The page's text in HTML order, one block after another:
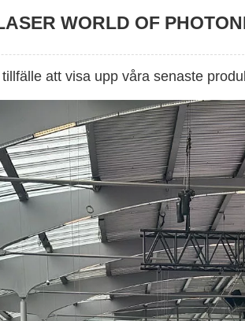
WORLD OF
att visa upp våra senaste